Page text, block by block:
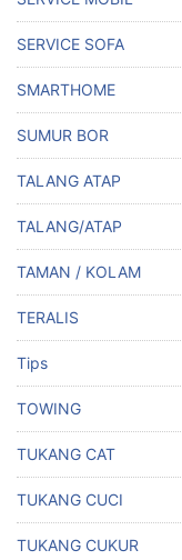
SERVICE SOFA
SMARTHOME
SUMUR BOR
TALANG ATAP
TALANG/ATAP
TAMAN / KOLAM
TERALIS
Tips
TOWING
TUKANG CAT
TUKANG CUCI
TUKANG CUKUR